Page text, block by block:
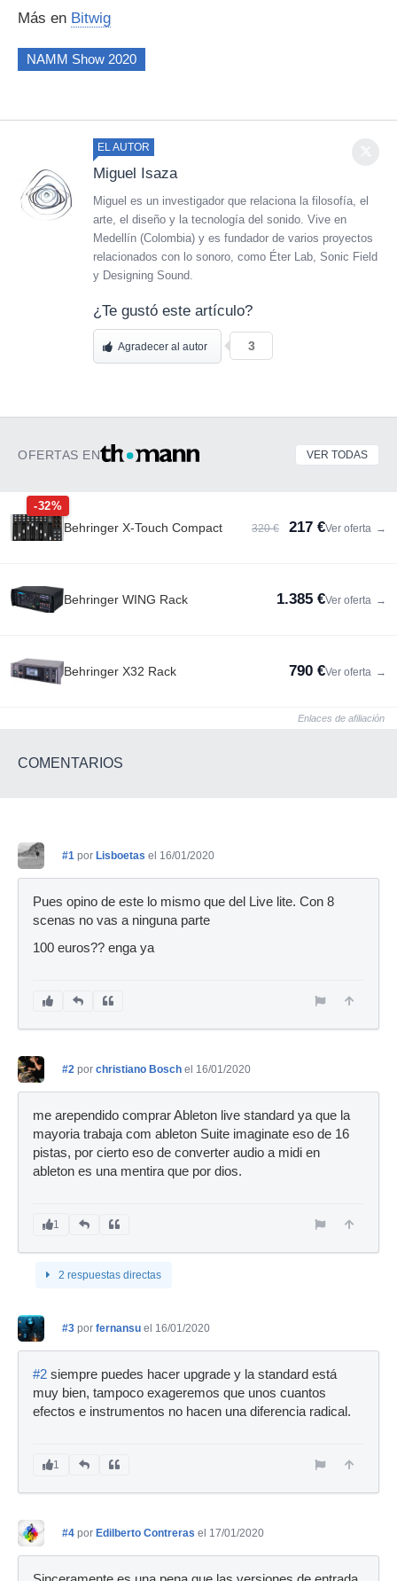
Más en Bitwig
NAMM Show 2020
EL AUTOR
Miguel Isaza
Miguel es un investigador que relaciona la filosofía, el
arte, el diseño y la tecnología del sonido. Vive en
Medellín (Colombia) y es fundador de varios proyectos
relacionados con lo sonoro, como Éter Lab, Sonic Field
y Designing Sound.
¿Te gustó este artículo?
Agradecer al autor 3
OFERTAS EN VER TODAS
-32%
Behringer X-Touch Compact 320 € 217 €Ver oferta →
Behringer WING Rack 1.385 €Ver oferta →
Behringer X32 Rack 790 €Ver oferta →
Enlaces de afiliación
COMENTARIOS
#1 por Lisboetas el 16/01/2020
Pues opino de este lo mismo que del Live lite. Con 8
scenas no vas a ninguna parte
100 euros?? enga ya
#2 por christiano Bosch el 16/01/2020
me arependido comprar Ableton live standard ya que la
mayoria trabaja com ableton Suite imaginate eso de 16
pistas, por cierto eso de converter audio a midi en
ableton es una mentira que por dios.
1
2 respuestas directas
#3 por fernansu el 16/01/2020
#2 siempre puedes hacer upgrade y la standard está
muy bien, tampoco exageremos que unos cuantos
efectos e instrumentos no hacen una diferencia radical.
1
#4 por Edilberto Contreras el 17/01/2020